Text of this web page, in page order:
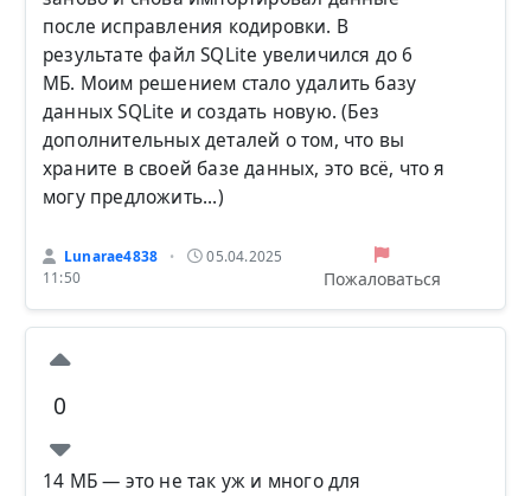
после исправления кодировки. В
результате файл SQLite увеличился до 6
МБ. Моим решением стало удалить базу
данных SQLite и создать новую. (Без
дополнительных деталей о том, что вы
храните в своей базе данных, это всё, что я
могу предложить...)
Lunarae4838 •
05.04.2025
11:50
Пожаловаться
0
14 МБ — это не так уж и много для